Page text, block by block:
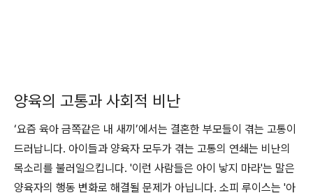
양육의 고통과 사회적 비난
‘요즘 육아 금쪽같은 내 새끼’에서는 결혼한 부모들이 겪는 고통이
드러납니다. 아이들과 양육자 모두가 겪는 고통의 연쇄는 비난의
목소리를 불러일으킵니다. '이런 사람들은 아이 낳지 마라'는 말은
양육자의 행동 변화로 해결될 문제가 아닙니다. 소피 루이스는 '아